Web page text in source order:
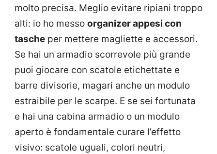
molto precisa. Meglio evitare ripiani troppo
alti: io ho messo organizer appesi con
tasche per mettere magliette e accessori.
Se hai un armadio scorrevole più grande
puoi giocare con scatole etichettate e
barre divisorie, magari anche un modulo
estraibile per le scarpe. E se sei fortunata
e hai una cabina armadio o un modulo
aperto è fondamentale curare l’effetto
visivo: scatole uguali, colori neutri,